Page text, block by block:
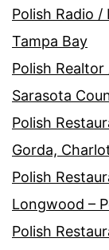
Polish Radio /
Tampa Bay
Polish
Sarasota
Polish
Gorda,
Polish
Longwood –
Polish